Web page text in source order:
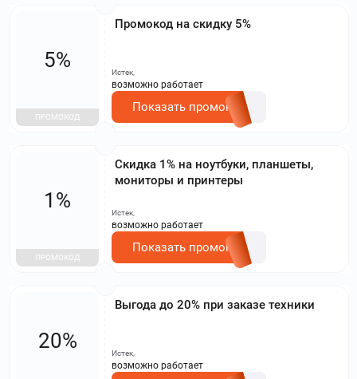
Промокод на скидку 5%
5%
ПРОМОКОД
Истек,
возможно работает
Показать промокод
Скидка 1% на ноутбуки, планшеты,
мониторы и принтеры
1%
ПРОМОКОД
Истек,
возможно работает
Показать промокод
Выгода до 20% при заказе техники
20%
Истек,
возможно работает